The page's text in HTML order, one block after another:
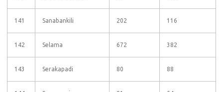
141 Sanabankili 202 116
142 Selama 672 382
143 Serakapadi 80 88